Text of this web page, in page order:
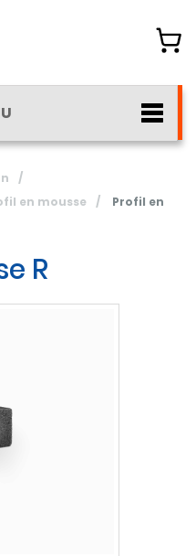
/
en mousse /
Profil en
R